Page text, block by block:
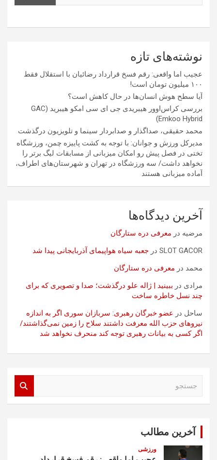
نوشته‌های تازه
عجیب اما واقعی: رقم فسخ قرارداد رضائیان با استقلال فقط
۱۰۰ میلیون تومان است!
آیا سطح هوش انسان‌ها در حال کاهش است؟
بررسی کراس‌اوور هیبریدی جی ای سی امکو هیبرید (GAC
Emkoo Hybrid)
محمد حقیقی، صداگذار و صدابردار سینما و تلویزیون درگذشت
مدیرکل ورزش و جوانان: با توجه به کشت پاییزه چمن، ورزشگاه
تختی در فصل پیش رو امکان میزبانی از مسابقات لیگ برتر را
نخواهد داشت/ سه ورزشگاه در تهران و شهرستان‌های اطراف،
آماده میزبانی هستند
آخرین دیدگاه‌ها
مرضیه در معرفی دره ستارگان
SLOT GACOR در جعبه سیاه هواپیمای آذربایجانی پیدا شد
محمد در معرفی دره ستارگان
مرادی در ببینید | ژاله علو درگذشت؛ صدا و تصویری که برای
چند نسل خاطره ساخت
ساحل در عضو خبرگان رهبری: سربازان سوری اگر به اندازه
نیروهای حزب الله معرفت داشتند سلاح را زمین نمی‌گذاشتند/
اگر کسی به بیانات رهبری توجه کند منحرف نخواهد شد
آخرین مطالب
ورزشی